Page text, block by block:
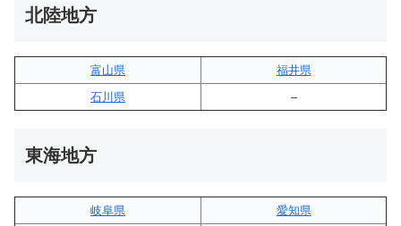
北陸地方
富山県
福井県
石川県
–
東海地方
岐阜県
愛知県